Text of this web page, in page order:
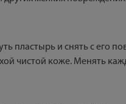
пластырь и снять с его
чистой коже. Менять